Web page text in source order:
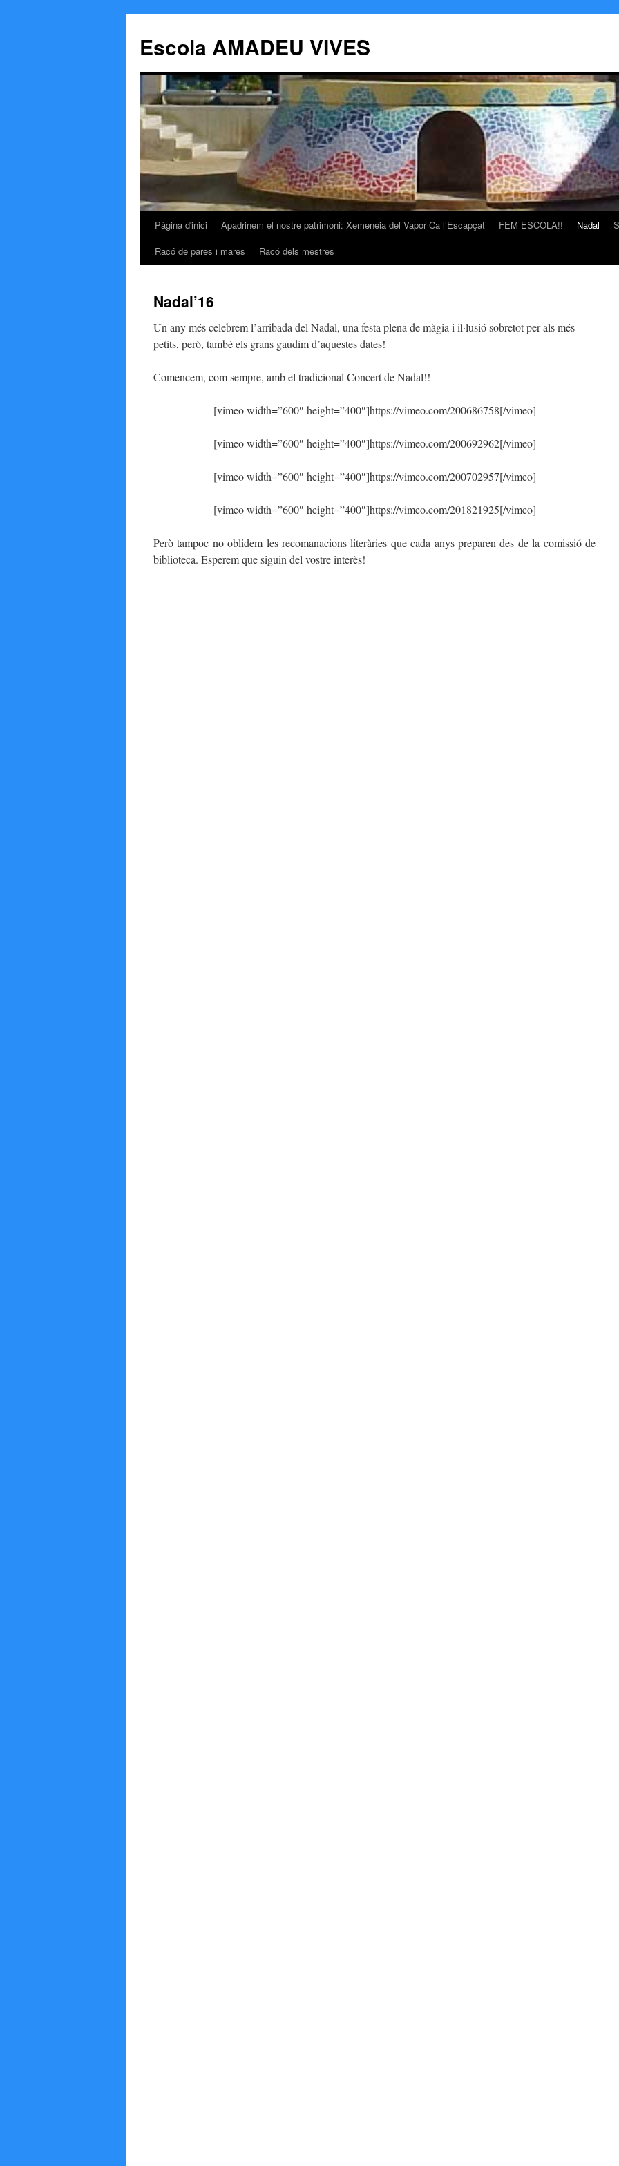
Escola AMADEU VIVES
VésPàgina d'inici Apadrinem el nostre patrimoni: Xemeneia del Vapor Ca l’Escapçat FEM ESCOLA!! Nadal
Racó de pares i mares
Racó dels mestres
Nadal’16
Un any més celebrem l’arribada del Nadal, una festa plena de màgia i il·lusió sobretot per als més
petits, però, també els grans gaudim d’aquestes dates!
Comencem, com sempre, amb el tradicional Concert de Nadal!!
[vimeo width=”600″ height=”400″]https://vimeo.com/200686758[/vimeo]
[vimeo width=”600″ height=”400″]https://vimeo.com/200692962[/vimeo]
[vimeo width=”600″ height=”400″]https://vimeo.com/200702957[/vimeo]
[vimeo width=”600″ height=”400″]https://vimeo.com/201821925[/vimeo]
Però tampoc no oblidem les recomanacions literàries que cada anys preparen des de la comissió de
biblioteca. Esperem que siguin del vostre interès!